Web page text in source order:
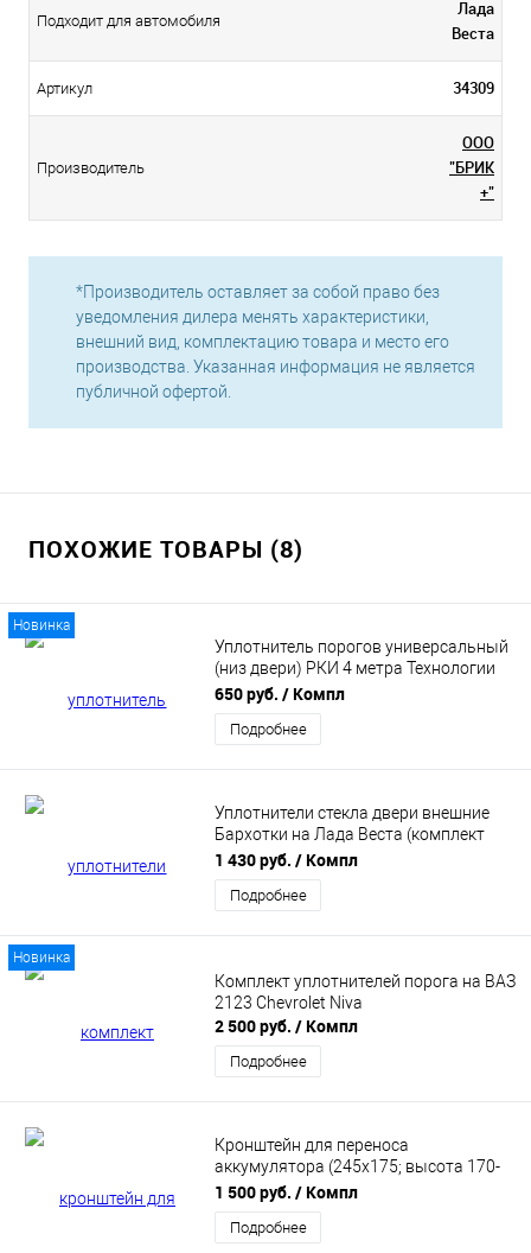
Подходит для автомобиля
Лада
Веста
Артикул 34309
Производитель
ООО
"БРИК
+"
*Производитель оставляет за собой право без
уведомления дилера менять характеристики,
внешний вид, комплектацию товара и место его
производства. Указанная информация не является
публичной офертой.
ПОХОЖИЕ ТОВАРЫ (8)
Новинка
Уплотнитель порогов универсальный
(низ двери) РКИ 4 метра Технологии
Будущего
650 руб. / Компл
Подробнее
Уплотнители стекла двери внешние
Бархотки на Лада Веста (комплект
4шт)
1 430 руб. / Компл
Подробнее
Новинка
Комплект уплотнителей порога на ВАЗ
2123 Chevrolet Niva
2 500 руб. / Компл
Подробнее
Кронштейн для переноса
аккумулятора (245х175; высота 170-
187) PBK
1 500 руб. / Компл
Подробнее